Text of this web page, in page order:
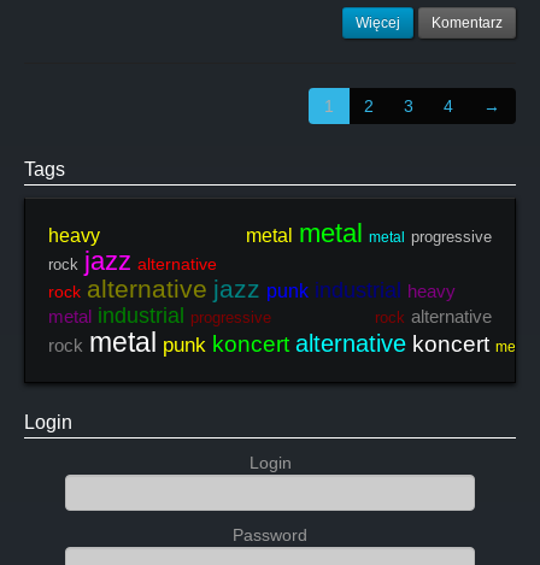
Więcej Komentarz
1 2 3 4 →
Tags
heavy metal metal metal progressive
rock jazz alternative
rock alternative jazz punk industrial heavy
metal industrial progressive rock alternative
rock metal punk koncert alternative koncert metal
Login
Login
Password